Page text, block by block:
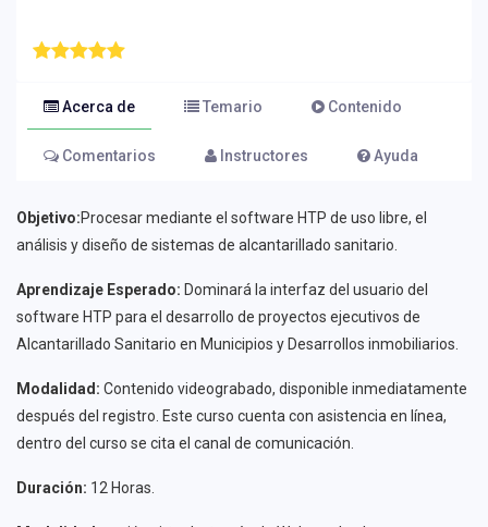
Acerca de Temario Contenido
Comentarios Instructores Ayuda
Objetivo:Procesar mediante el software HTP de uso libre, el
análisis y diseño de sistemas de alcantarillado sanitario.
Aprendizaje Esperado: Dominará la interfaz del usuario del
software HTP para el desarrollo de proyectos ejecutivos de
Alcantarillado Sanitario en Municipios y Desarrollos inmobiliarios.
Modalidad: Contenido videograbado, disponible inmediatamente
después del registro. Este curso cuenta con asistencia en línea,
dentro del curso se cita el canal de comunicación.
Duración: 12 Horas.